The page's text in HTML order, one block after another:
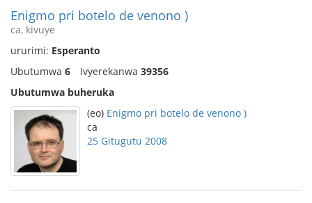
Enigmo pri botelo de venono )
ca, kivuye
ururimi: Esperanto
Ubutumwa 6 Ivyerekanwa 39356
Ubutumwa buheruka
(eo) Enigmo pri botelo de venono )
ca
25 Gitugutu 2008